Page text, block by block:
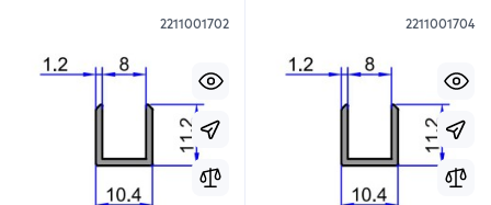
2211001702 2211001704